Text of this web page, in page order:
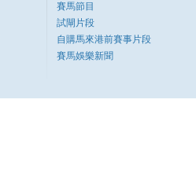
賽馬節目
試閘片段
自購馬來港前賽事片段
賽馬娛樂新聞